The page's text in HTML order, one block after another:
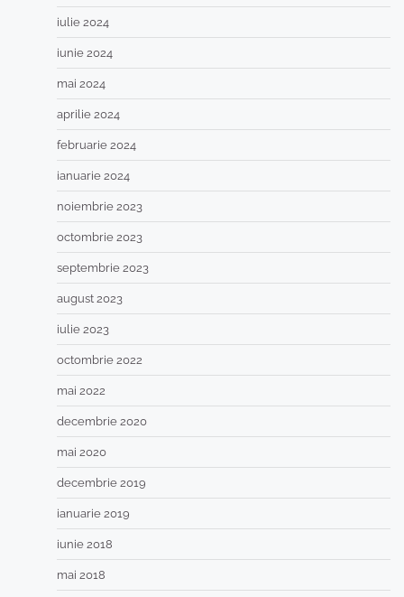
iulie 2024
iunie 2024
mai 2024
aprilie 2024
februarie 2024
ianuarie 2024
noiembrie 2023
octombrie 2023
septembrie 2023
august 2023
iulie 2023
octombrie 2022
mai 2022
decembrie 2020
mai 2020
decembrie 2019
ianuarie 2019
iunie 2018
mai 2018